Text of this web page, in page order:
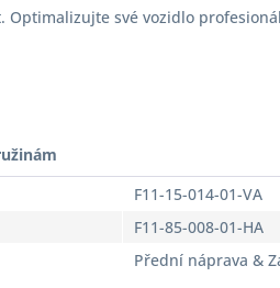
své vozidlo
F11-15-014-01-VA
F11-85-008-01-HA
Přední náprava &